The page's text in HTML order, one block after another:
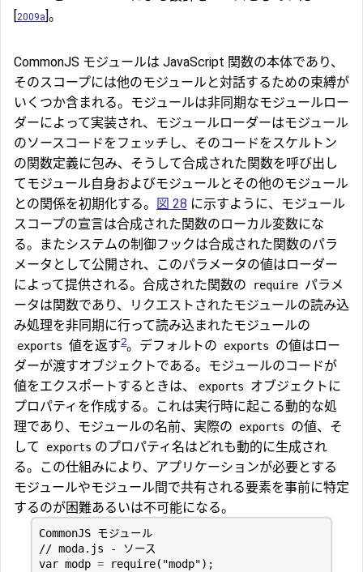
2009a ]。
CommonJS モジュールは JavaScript 関数の本体であり、
そのスコープには他のモジュールと対話するための束縛が
いくつか含まれる。モジュールは非同期なモジュールロー
ダーによって実装され、モジュールローダーはモジュール
のソースコードをフェッチし、そのコードをスケルトン
の関数定義に包み、そうして合成された関数を呼び出し
てモジュール自身およびモジュールとその他のモジュール
との関係を初期化する。
図 28 に示すように、モジュール
スコープの宣言は合成された関数のローカル変数にな
る。またシステムの制御フックは合成された関数のパラ
メータとして公開され、このパラメータの値はローダー
によって提供される。合成された関数の
require パラメ
ータは関数であり、リクエストされたモジュールの読み込
み処理を非同期に行って読み込まれたモジュールの
exports 値を返す2。デフォルトの exports
の値はロー
ダーが渡すオブジェクトである。モジュールのコードが
値をエクスポートするときは、
exports
オブジェクトに
プロパティを作成する。これは実行時に起こる動的な処
理であり、モジュールの名前、実際の
exports
の値、そ
して
exports のプロパティ名はどれも動的に生成され
る。この仕組みにより、アプリケーションが必要とする
モジュールやモジュール間で共有される要素を事前に特定
するのが困難あるいは不可能になる。
CommonJS モジュール
var modp = require( "modp");